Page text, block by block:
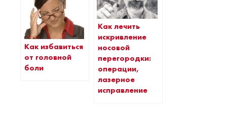
Как избавиться
от головной
боли
Как лечить
искривление
носовой
перегородки:
операции,
лазерное
исправление